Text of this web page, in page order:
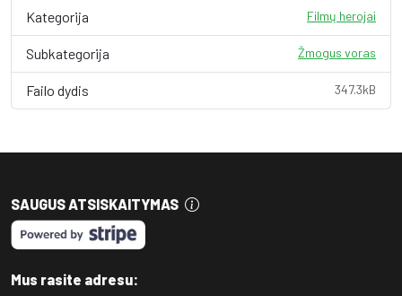
Kategorija Filmų herojai
Subkategorija Žmogus voras
Failo dydis 347.3kB
SAUGUS ATSISKAITYMAS
Mus rasite adresu: